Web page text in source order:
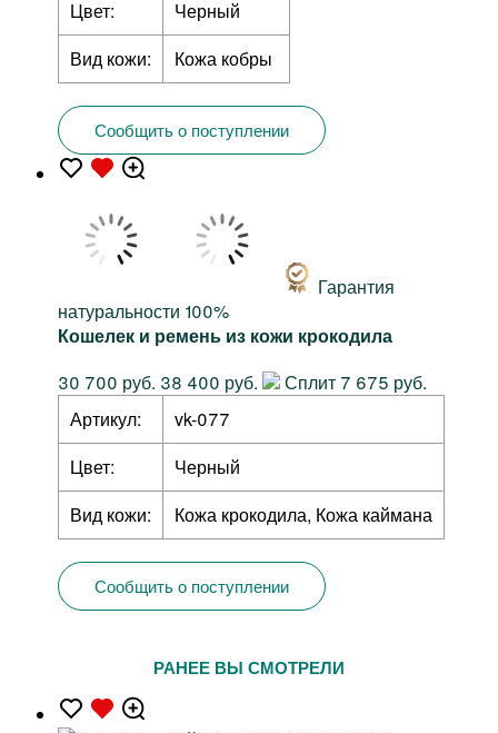
Цвет:
Черный
Вид кожи:
Кожа кобры
Сообщить о поступлении
Гарантия
натуральности 100%
Кошелек и ремень из кожи крокодила
30 700 руб. 38 400 руб.
Сплит 7 675 руб.
Артикул:
vk-077
Цвет:
Черный
Вид кожи:
Кожа крокодила, Кожа каймана
Сообщить о поступлении
РАНЕЕ ВЫ СМОТРЕЛИ